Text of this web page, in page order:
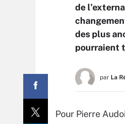
de
des plus
pourraient
par La
Pour Pierre